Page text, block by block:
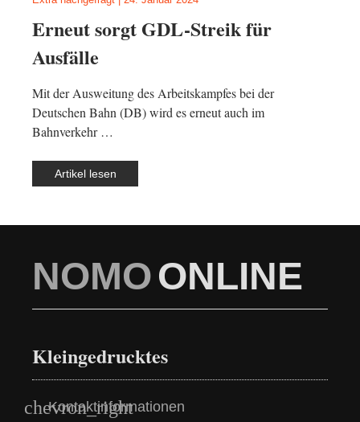
Erneut sorgt GDL-Streik für
Ausfälle
Mit der Ausweitung des Arbeitskampfes bei der
Deutschen Bahn (DB) wird es erneut auch im
Bahnverkehr …
Artikel lesen
NOMOONLINE
Kleingedrucktes
Kontaktinformationen